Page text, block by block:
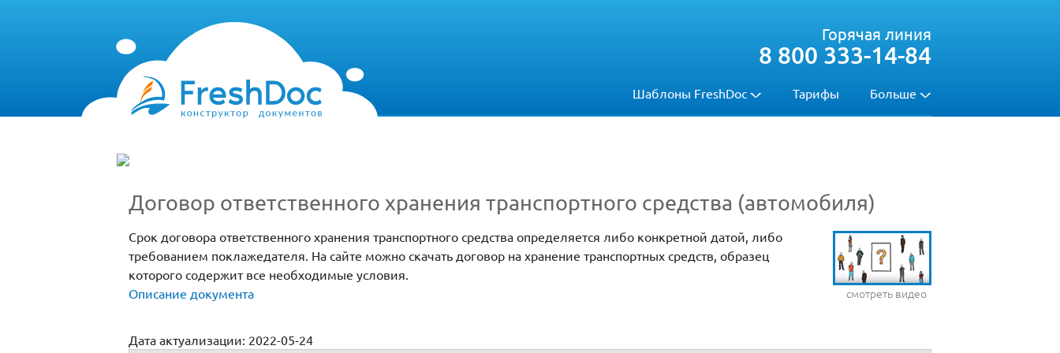
Шаблоны FreshDoc Тарифы Больше
Горячая линия
8 800 333-14-84
Договор ответственного хранения транспортного средства (автомобиля)
смотреть видео
Срок договора ответственного хранения транспортного средства определяется либо конкретной датой, либо
требованием поклажедателя. На сайте можно скачать договор на хранение транспортных средств, образец
которого содержит все необходимые условия.
Описание документа
Дата актуализации: 2022-05-24